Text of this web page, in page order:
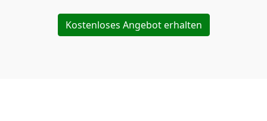
Kostenloses Angebot erhalten